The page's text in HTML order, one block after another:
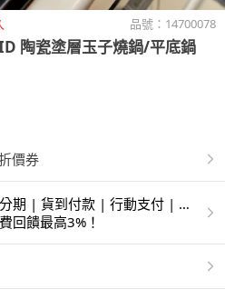
品號： 14700078
陶瓷塗層玉子燒鍋/平底鍋
價券
期 | 貨到付款 | 行動支付 | 超
| 銀聯卡
回饋最高3%！